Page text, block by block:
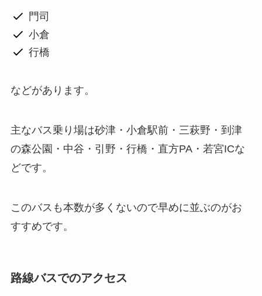
門司
小倉
行橋
などがあります。
主なバス乗り場は砂津・小倉駅前・三萩野・到津
の森公園・中谷・引野・行橋・直方PA・若宮ICな
どです。
このバスも本数が多くないので早めに並ぶのがお
すすめです。
路線バスでのアクセス